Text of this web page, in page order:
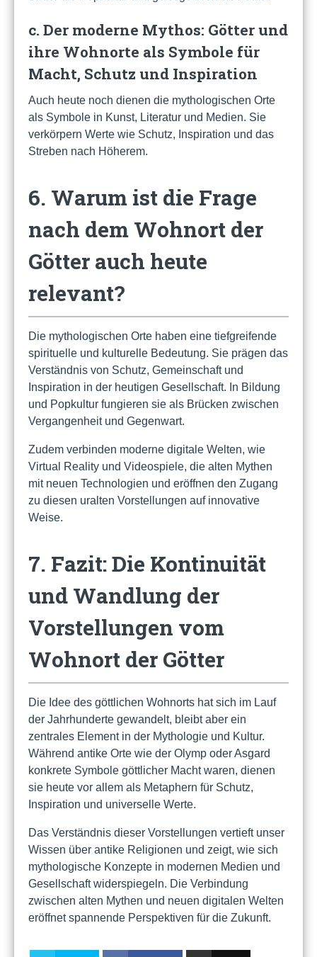
c. Der moderne Mythos: Götter und
ihre Wohnorte als Symbole für
Macht, Schutz und Inspiration
Auch heute noch dienen die mythologischen Orte
als Symbole in Kunst, Literatur und Medien. Sie
verkörpern Werte wie Schutz, Inspiration und das
Streben nach Höherem.
6. Warum ist die Frage
nach dem Wohnort der
Götter auch heute
relevant?
Die mythologischen Orte haben eine tiefgreifende
spirituelle und kulturelle Bedeutung. Sie prägen das
Verständnis von Schutz, Gemeinschaft und
Inspiration in der heutigen Gesellschaft. In Bildung
und Popkultur fungieren sie als Brücken zwischen
Vergangenheit und Gegenwart.
Zudem verbinden moderne digitale Welten, wie
Virtual Reality und Videospiele, die alten Mythen
mit neuen Technologien und eröffnen den Zugang
zu diesen uralten Vorstellungen auf innovative
Weise.
7. Fazit: Die Kontinuität
und Wandlung der
Vorstellungen vom
Wohnort der Götter
Die Idee des göttlichen Wohnorts hat sich im Lauf
der Jahrhunderte gewandelt, bleibt aber ein
zentrales Element in der Mythologie und Kultur.
Während antike Orte wie der Olymp oder Asgard
konkrete Symbole göttlicher Macht waren, dienen
sie heute vor allem als Metaphern für Schutz,
Inspiration und universelle Werte.
Das Verständnis dieser Vorstellungen vertieft unser
Wissen über antike Religionen und zeigt, wie sich
mythologische Konzepte in modernen Medien und
Gesellschaft widerspiegeln. Die Verbindung
zwischen alten Mythen und neuen digitalen Welten
eröffnet spannende Perspektiven für die Zukunft.